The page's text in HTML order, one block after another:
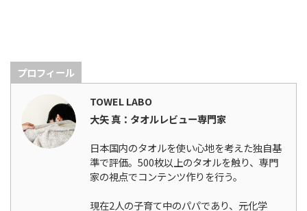
プロフィール
TOWEL LABO
大矢 真：タオルレビュー専門家
日本国内のタオルを使い心地を考えた独自基
準で評価。500枚以上のタオルを触り、専門
家の視点でコンテンツ作りを行う。
現在2人の子育て中のパパであり、元化学